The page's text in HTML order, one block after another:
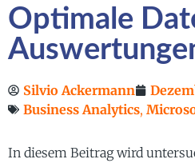
Optimale
Silvio Ackermann
Business Analytics,
In diesem Beitrag wird